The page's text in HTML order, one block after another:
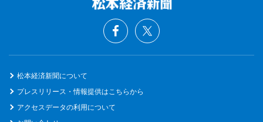
松本経済新聞について
プレスリリース・情報提供はこちらから
アクセスデータの利用について